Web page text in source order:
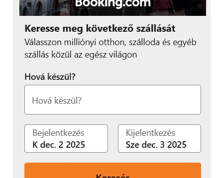
ellenkezőleg, párharc
helyett az emberi és a
gépi munkaerő egymást
támogatva fogja
elősegíteni az üzleti
növekedést a jövőben.
Bármilyen technológiát is
vezetünk be a vállalat
működésébe, fontos,
hogy azt a cégkultúra
változása és a